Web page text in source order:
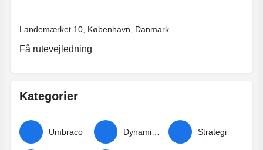
Landemærket 10, København, Danmark
Få rutevejledning
Kategorier
Umbraco Strategi